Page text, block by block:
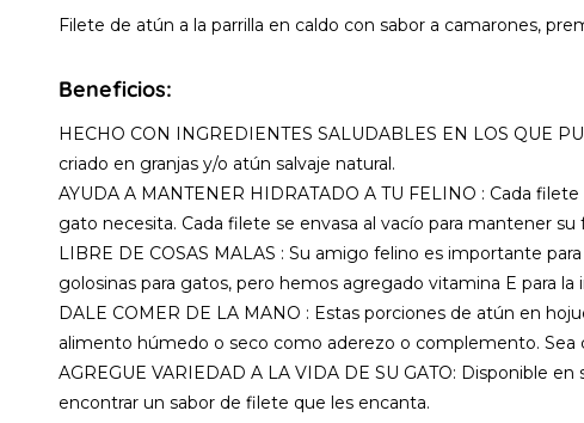
Filete de atún a la parrilla en caldo con sabor a camarones,
Beneficios:
HECHO CON INGREDIENTES SALUDABLES EN LOS QUE
criado en granjas y/o atún salvaje natural.
AYUDA A MANTENER HIDRATADO A TU FELINO : Cada
gato necesita. Cada filete se envasa al vacío para mantener
LIBRE DE COSAS MALAS : Su amigo felino es importante
golosinas para gatos, pero hemos agregado vitamina E para
DALE COMER DE LA MANO : Estas porciones de atún en
alimento húmedo o seco como aderezo o complemento. Sea
AGREGUE VARIEDAD A LA VIDA DE SU GATO: Disponible
encontrar un sabor de filete que les encanta.